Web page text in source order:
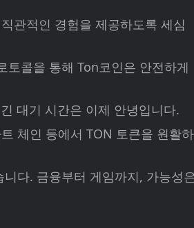
관적인 경험을 제공하도록 세심
토콜을 통해 Ton코인은 안전하게
대기 시간은 이제 안녕입니다.
체인 등에서 TON 토큰을 원활하
다. 금융부터 게임까지, 가능성